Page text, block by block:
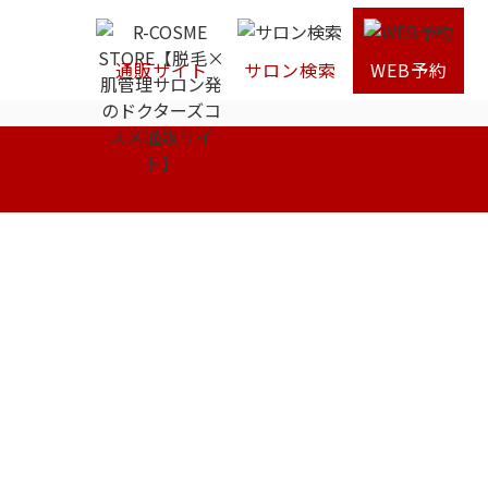
通販サイト サロン検索
WEB予約